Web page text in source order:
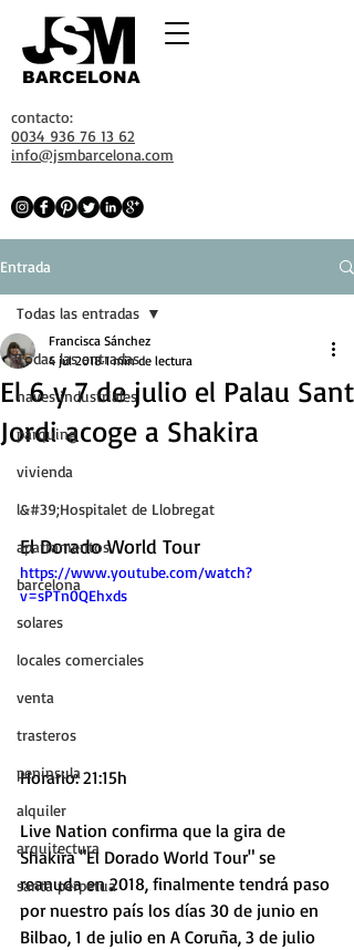
BARCELONA
contacto:
0034 936 76 13 62
info@jsmbarcelona.com
Entrada
Todas las entradas
naves industriales
parquing
vivienda
l&#39;Hospitalet de Llobregat
apartamentos
barcelona
solares
locales comerciales
venta
trasteros
peninsula
alquiler
arquitectura
santa perpetua
Todas las entradas
El 6 y 7 de julio el Palau Sant
Jordi acoge a Shakira
Francisca Sánchez
4 jul 2018 1 min de lectura
El Dorado World Tour
https://www.youtube.com/watch?
v=sPTn0QEhxds
Horario: 21:15h
Live Nation confirma que la gira de
Shakira "El Dorado World Tour" se
reanuda en 2018, finalmente tendrá paso
por nuestro país los días 30 de junio en
Bilbao, 1 de julio en A Coruña, 3 de julio